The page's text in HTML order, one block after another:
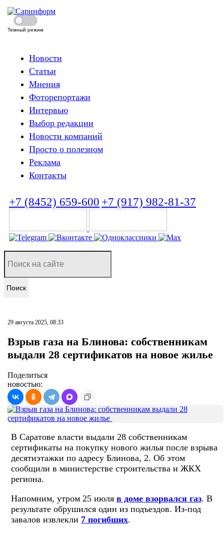
Темный режим
Новости
Статьи
Мнения
Фоторепортажи
Интервью
Выбор редакции
Новости компаний
Просто о полезном
Реклама
Контакты
+7 (8452) 659-600 +7 (917) 982-81-37
Поиск
29 августа 2025, 08:33
Взрыв газа на Блинова: собственникам
выдали 28 сертификатов на новое жилье
Поделиться
новостью:
В Саратове власти выдали 28 собственникам
сертификаты на покупку нового жилья после взрыва
десятиэтажки по адресу Блинова, 2. Об этом
сообщили в министерстве строительства и ЖКХ
региона.
Напомним, утром 25 июля в доме взорвался газ. В
результате обрушился один из подъездов. Из-под
завалов извлекли 7 погибших.